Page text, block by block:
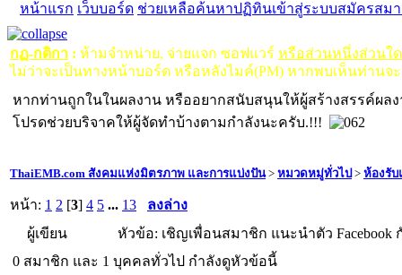
หน้าแรก เว็บบอร์ด ช่วยเหลือค้นหาปฏิทินเข้าสู่ระบบสมัครสม
กฏ-กติกา : ห้ามจำหน่าย, จ่ายแจก ซอฟแวร์ หรือส่วนหนึ่งส่วนใ
ไม่ว่าจะเป็นทางหน้าบอร์ด หรือหลังไมค์(PM) หากพบเห็นท่านจ
หากท่านถูกในในผลงาน หรืออยากสนับสนุนให้ผู้สร้างสรรค์ผล
โปรดช่วยบริจาคให้ผู้จัดทำบ้างตามกำลังนะครับ.!!!
ThaiEMB.com สังคมแห่งมิตรภาพ และการแบ่งปัน> หมวดหมู่ทั่วไป> ห้องรั
หน้า: 1 2 [3] 4 5 ... 13
ลงล่าง
ผู้เขียน
หัวข้อ: เชิญเพื่อนสมาชิก แนะนำตัว Facebook
0 สมาชิก และ 1 บุคคลทั่วไป กำลังดูหัวข้อนี้